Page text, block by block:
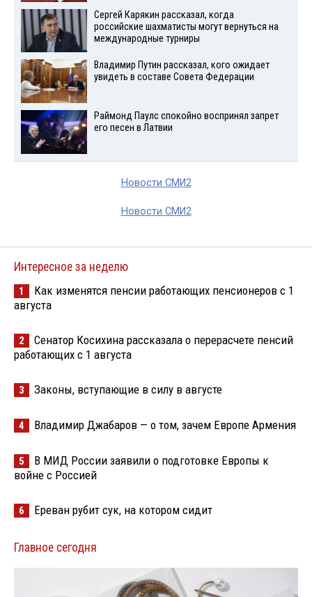
Сергей Карякин рассказал, когда
российские шахматисты могут вернуться на
международные турниры
Владимир Путин рассказал, кого ожидает
увидеть в составе Совета Федерации
Раймонд Паулс спокойно воспринял запрет
его песен в Латвии
Новости СМИ2
Новости СМИ2
Интересное за неделю
1
Как изменятся пенсии работающих пенсионеров с 1
августа
2
Сенатор Косихина рассказала о перерасчете пенсий
работающих с 1 августа
3 Законы, вступающие в силу в августе
4 Владимир Джабаров — о том, зачем Европе Армения
5
В МИД России заявили о подготовке Европы к
войне с Россией
6 Ереван рубит сук, на котором сидит
Главное сегодня